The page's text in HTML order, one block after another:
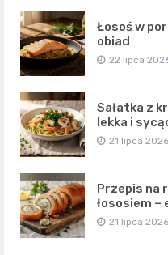
Łosoś w
obiad
22 lipca
Sałatka z
lekka i
21 lipca 2026
Przepis na
łososiem
21 lipca 2026